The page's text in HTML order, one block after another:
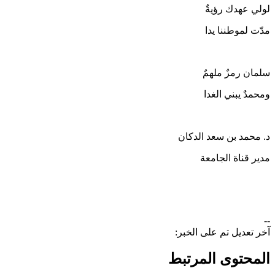
لولي عهدك رؤيةٌ
مدّت لموطننا يدا
سلمان رمزٌ ملهمٌ
ومحمدٌ يبني الغدا
د. محمد بن سعد الدكان
مدير قناة الجامعة
--
آخر تعديل تم على الخبر:
المحتوى المرتبط